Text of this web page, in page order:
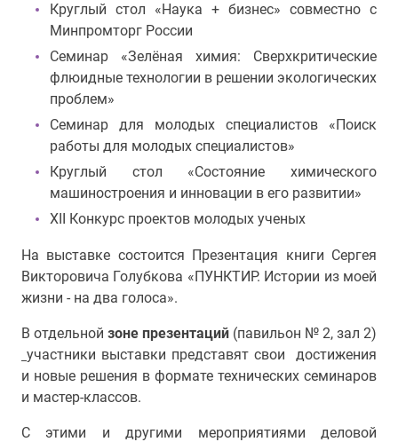
Круглый стол «Наука + бизнес» совместно с
Минпромторг России
Семинар «Зелёная химия: Сверхкритические
флюидные технологии в решении экологических
проблем»
Семинар для молодых специалистов «Поиск
работы для молодых специалистов»
Круглый стол «Состояние химического
машиностроения и инновации в его развитии»
XII Конкурс проектов молодых ученых
На выставке состоится Презентация книги Сергея
Викторовича Голубкова «ПУНКТИР. Истории из моей
жизни - на два голоса».
В отдельной зоне презентаций (павильон № 2, зал 2)
участники выставки представят свои достижения
и новые решения в формате технических семинаров
и мастер-классов.
С этими и другими мероприятиями деловой